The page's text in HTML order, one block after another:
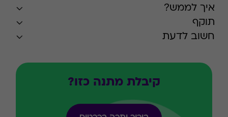
איך לממש?
תוקף
חשוב לדעת
קיבלת מתנה כזו?